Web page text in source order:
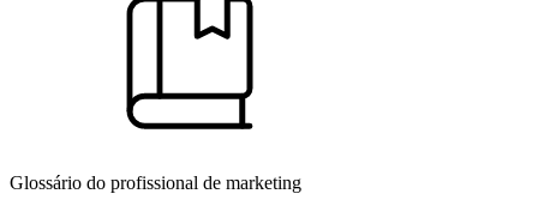
Glossário do profissional de marketing